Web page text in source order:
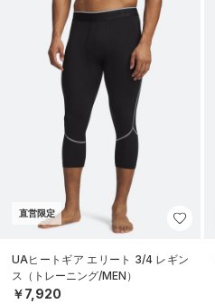
直営限定
UAヒートギア エリート 3/4 レギン
ス（トレーニング/MEN）
￥7,920